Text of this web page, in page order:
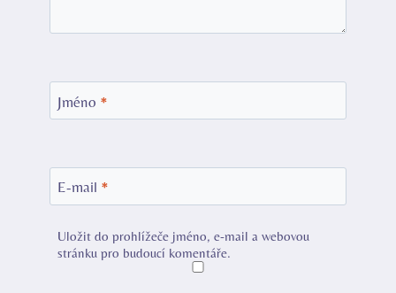
Jméno *
E-mail *
Uložit do prohlížeče jméno, e-mail a webovou
stránku pro budoucí komentáře.